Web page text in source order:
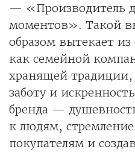
— «Производитель
моментов». Такой
образом вытекает
как семейной
хранящей
заботу и
бренда —
к людям,
покупателям и